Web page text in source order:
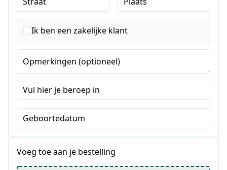
Ik ben een zakelijke klant
Opmerkingen (optioneel)
Vul hier je beroep in
Geboortedatum
Voeg toe aan je bestelling